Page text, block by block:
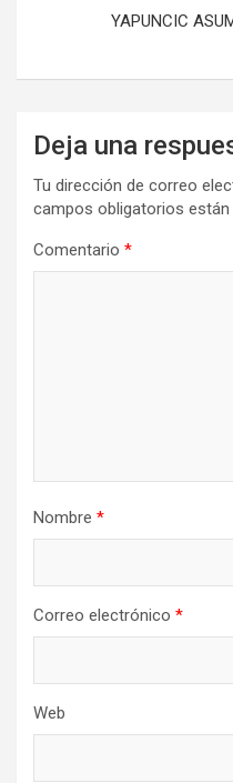
YAPUNCIC
Deja una
Tu dirección de correo
campos obligatorios
Comentario *
Nombre *
Correo electrónico *
Web